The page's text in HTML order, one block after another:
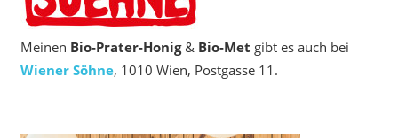
Meinen Bio‑Prater-Honig& Bio-Met gibt es auch bei
Wiener Söhne, 1010 Wien, Postgasse 11.